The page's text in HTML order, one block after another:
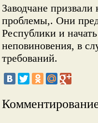
Заводчане
проблемы,. Они
Республики и
неповиновения, в
требований.